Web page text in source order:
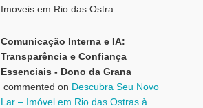
Imoveis em Rio das Ostra
Comunicação Interna e IA:
Transparência e Confiança
Essenciais - Dono da Grana
commented on Descubra Seu Novo
Lar – Imóvel em Rio das Ostras à